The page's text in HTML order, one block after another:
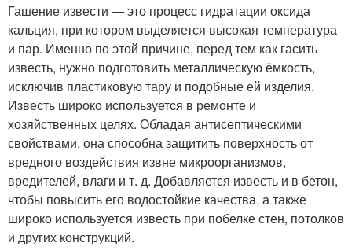
Гашение извести — это процесс гидратации оксида
кальция, при котором выделяется высокая температура
и пар. Именно по этой причине, перед тем как гасить
известь, нужно подготовить металлическую ёмкость,
исключив пластиковую тару и подобные ей изделия.
Известь широко используется в ремонте и
хозяйственных целях. Обладая антисептическими
свойствами, она способна защитить поверхность от
вредного воздействия извне микроорганизмов,
вредителей, влаги и т. д. Добавляется известь и в бетон,
чтобы повысить его водостойкие качества, а также
широко используется известь при побелке стен, потолков
и других конструкций.